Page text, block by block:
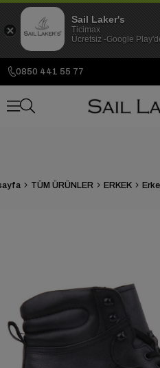
0850 441 55 77
TÜM ÜRÜNLER ERKEK
Sail Laker's
Ticimax
Ücretsiz -Google